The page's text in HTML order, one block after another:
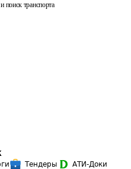
поиск транспорта
Тендеры
АТИ-Доки